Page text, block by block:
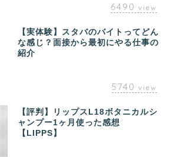
6490 view
【実体験】スタバのバイトってどん
な感じ？面接から最初にやる仕事の
紹介
5740 view
【評判】リップスL18ボタニカルシ
ャンプー1ヶ月使った感想
【LIPPS】